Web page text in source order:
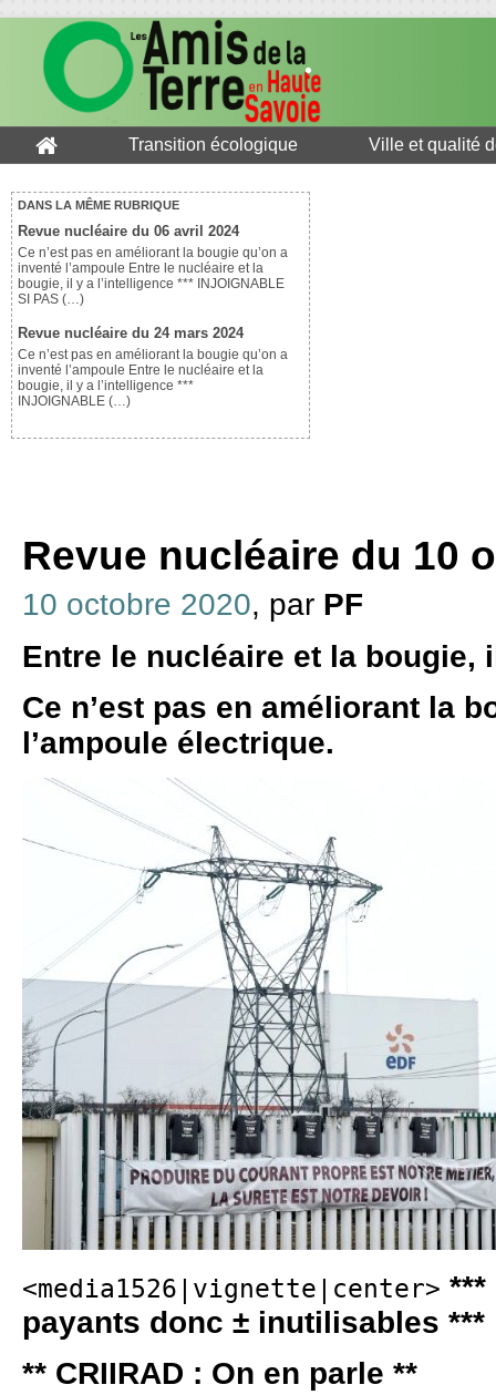
Transition écologique Ville et qualité
DANS LA MÊME RUBRIQUE
Revue nucléaire du 06 avril 2024
Ce n’est pas en améliorant la bougie qu’on a
inventé l’ampoule Entre le nucléaire et la
bougie, il y a l’intelligence *** INJOIGNABLE
SI PAS (…)
Revue nucléaire du 24 mars 2024
Ce n’est pas en améliorant la bougie qu’on a
inventé l’ampoule Entre le nucléaire et la
bougie, il y a l’intelligence ***
INJOIGNABLE (…)
Revue nucléaire du 10
10 octobre 2020, par PF
Entre le nucléaire et la bougie,
Ce n’est pas en améliorant la
l’ampoule électrique.
<media1526|vignette|center> ***
payants donc ± inutilisables ***
** CRIIRAD : On en parle **